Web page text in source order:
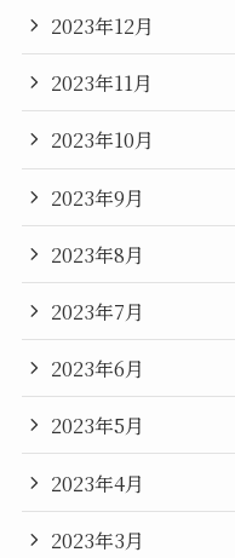
2023年12月
2023年11月
2023年10月
2023年9月
2023年8月
2023年7月
2023年6月
2023年5月
2023年4月
2023年3月